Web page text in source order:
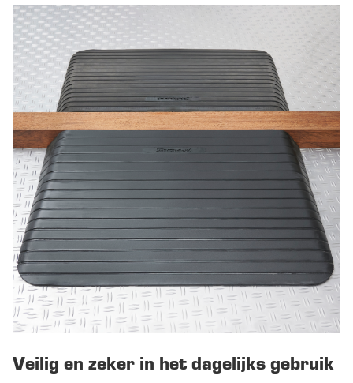
Veilig en zeker in het dagelijks gebruik